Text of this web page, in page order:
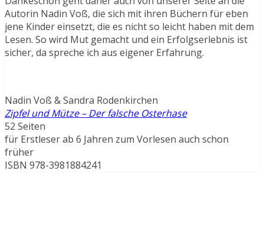
Autorin Nadin Voß, die sich mit ihren Büchern für eben
jene Kinder einsetzt, die es nicht so leicht haben mit dem
Lesen. So wird Mut gemacht und ein Erfolgserlebnis ist
sicher, da spreche ich aus eigener Erfahrung.
Nadin Voß & Sandra Rodenkirchen
Zipfel und Mütze – Der falsche Osterhase
52 Seiten
für Erstleser ab 6 Jahren zum Vorlesen auch schon
früher
ISBN 978-3981884241